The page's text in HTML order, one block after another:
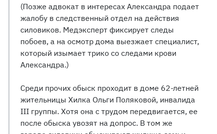
(Позже адвокат в интересах Александра подает
жалобу в следственный отдел на действия
силовиков. Медэксперт фиксирует следы
побоев, а на осмотр дома выезжает специалист,
который изымает трико со следами крови
Александра.)
Среди прочих обыск проходит в доме 62-летней
жительницы Хилка Ольги Поляковой, инвалида
III группы. Хотя она с трудом передвигается, ее
после обыска увозят на допрос. В том же